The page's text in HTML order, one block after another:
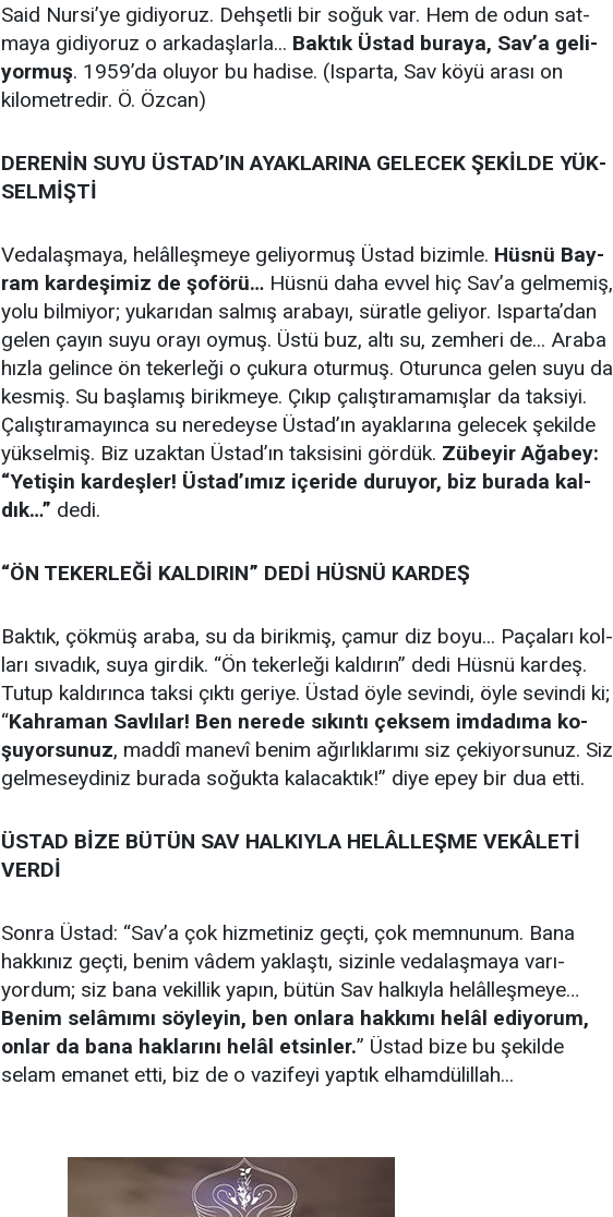
Said Nursi’ye gi­di­yo­ruz. Deh­şet­li bir so­ğuk var. Hem de odun sat­
ma­ya gi­di­yo­ruz o ar­ka­daş­lar­la... Bak­tık Üs­tad bu­ra­ya, Sav’a ge­li­
yor­muş. 1959’da oluyor bu ha­di­se. (Isparta, Sav köyü arası on
kilometredir. Ö. Özcan)
DERENİN SUYU ÜS­TAD’IN AYAK­LA­RI­NA GE­LE­CEK ŞE­KİL­DE YÜK­
SEL­MİŞTİ
Ve­da­laş­ma­ya, he­lâl­leş­me­ye ge­li­yor­muş Üstad bi­zim­le. Hüsnü Bay­
ram kar­de­şi­miz de şo­fö­rü… Hüsnü daha ev­vel hiç Sav’a gel­me­miş,
yo­lu bil­mi­yor; yu­ka­rı­dan sal­mış arabayı, sü­rat­le ge­li­yor. Ispar­ta’dan
ge­len çayın suyu ora­yı oy­muş. Üs­tü buz, al­tı su, zemheri de... Ara­ba
hız­la ge­lin­ce ön te­kerle­ği o çu­ku­ra otur­muş. Otu­run­ca ge­len su­yu da
kes­miş. Su baş­la­mış bi­rik­me­ye. Çı­kıp çalış­tı­ra­ma­mış­lar da tak­si­yi.
Ça­lış­tı­ra­ma­yın­ca su ne­re­dey­se Üs­tad’ın ayak­la­rı­na ge­le­cek şe­kil­de
yük­sel­miş. Biz uzak­tan Üs­tad’ın tak­si­si­ni gör­dük. Zü­be­yir Ağabey:
“Ye­ti­şin kar­deş­ler! Üs­tad’ımız içeri­de du­ru­yor, biz bu­ra­da kal­
dık…” de­di.
“ÖN TE­KER­LE­Ğİ KAL­DI­RIN” DE­Dİ HÜSNÜ KAR­DEŞ
Bak­tık, çök­müş ara­ba, su da bi­rik­miş, ça­mur diz bo­yu... Paça­la­rı kol­
la­rı sı­va­dık, su­ya gir­dik. “Ön te­ker­le­ği kal­dı­rın” de­di Hüsnü kar­deş.
Tu­tup kal­dı­rın­ca tak­si çık­tı ge­ri­ye. Üs­tad öy­le se­vin­di, öy­le se­vin­di ki;
“Kah­ra­man Sav­lı­lar! Ben ne­re­de sı­kın­tı çek­sem im­da­dı­ma ko­
şuyor­su­nuz, mad­dî ma­ne­vî be­nim ağır­lık­la­rı­mı siz çe­ki­yor­su­nuz. Siz
gel­me­sey­di­niz bu­ra­da soğuk­ta ka­la­cak­tık!” di­ye epey bir dua et­ti.
ÜSTAD BİZE BÜ­TÜN SAV HAL­KIY­LA HE­LÂL­LEŞ­ME VEKÂLETİ
VERDİ
Sonra Üstad: “Sav’a çok hiz­me­ti­niz geç­ti, çok mem­nu­num. Ba­na
hak­kı­nız geç­ti, be­nim vâ­dem yak­laştı, si­zin­le ve­da­laş­ma­ya va­rı­
yordum; siz ba­na ve­kil­lik ya­pın, bü­tün Sav hal­kıy­la he­lâl­leş­me­ye…
Be­nim se­lâ­mı­mı söy­le­yin, ben on­la­ra hak­kı­mı he­lâl edi­yo­rum,
on­lar da ba­na hak­la­rı­nı he­lâl et­sin­ler.” Üs­tad bi­ze bu şe­kil­de
selam ema­net et­ti, biz de o va­zi­fe­yi yap­tık el­ham­dü­lil­lah...